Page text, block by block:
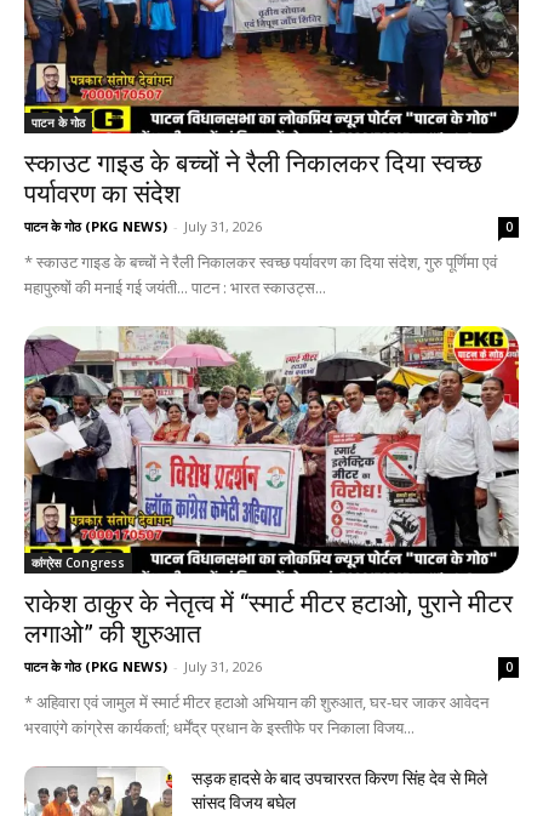
पाटन के गोठ
स्काउट गाइड के बच्चों ने रैली निकालकर दिया स्वच्छ
पर्यावरण का संदेश
पाटन के गोठ (PKG NEWS) - July 31, 2026 0
* स्काउट गाइड के बच्चों ने रैली निकालकर स्वच्छ पर्यावरण का दिया संदेश, गुरु पूर्णिमा एवं
महापुरुषों की मनाई गई जयंती... पाटन : भारत स्काउट्स...
कांग्रेस Congress
राकेश ठाकुर के नेतृत्व में “स्मार्ट मीटर हटाओ, पुराने मीटर
लगाओ” की शुरुआत
पाटन के गोठ (PKG NEWS) - July 31, 2026 0
* अहिवारा एवं जामुल में स्मार्ट मीटर हटाओ अभियान की शुरुआत, घर-घर जाकर आवेदन
भरवाएंगे कांग्रेस कार्यकर्ता; धर्मेंद्र प्रधान के इस्तीफे पर निकाला विजय...
सड़क हादसे के बाद उपचाररत किरण सिंह देव से मिले
सांसद विजय बघेल